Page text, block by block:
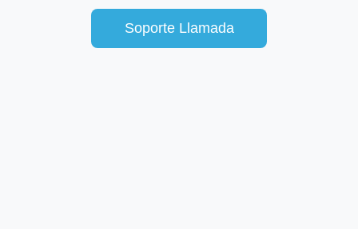
Soporte Llamada